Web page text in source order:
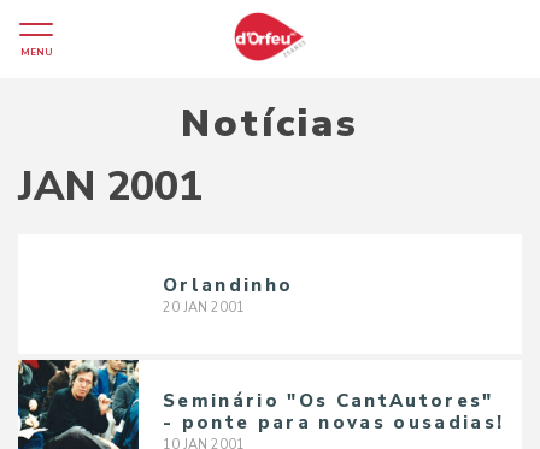
MENU
Notícias
JAN 2001
Orlandinho
20 JAN 2001
Seminário "Os CantAutores"
- ponte para novas ousadias!
10 JAN 2001